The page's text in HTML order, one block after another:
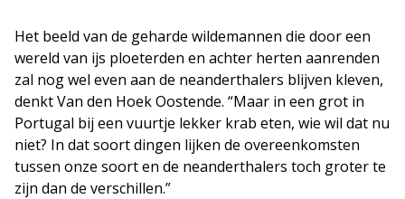
Het beeld van de geharde wildemannen die door een
wereld van ijs ploeterden en achter herten aanrenden
zal nog wel even aan de neanderthalers blijven kleven,
denkt Van den Hoek Oostende. “Maar in een grot in
Portugal bij een vuurtje lekker krab eten, wie wil dat nu
niet? In dat soort dingen lijken de overeenkomsten
tussen onze soort en de neanderthalers toch groter te
zijn dan de verschillen.”